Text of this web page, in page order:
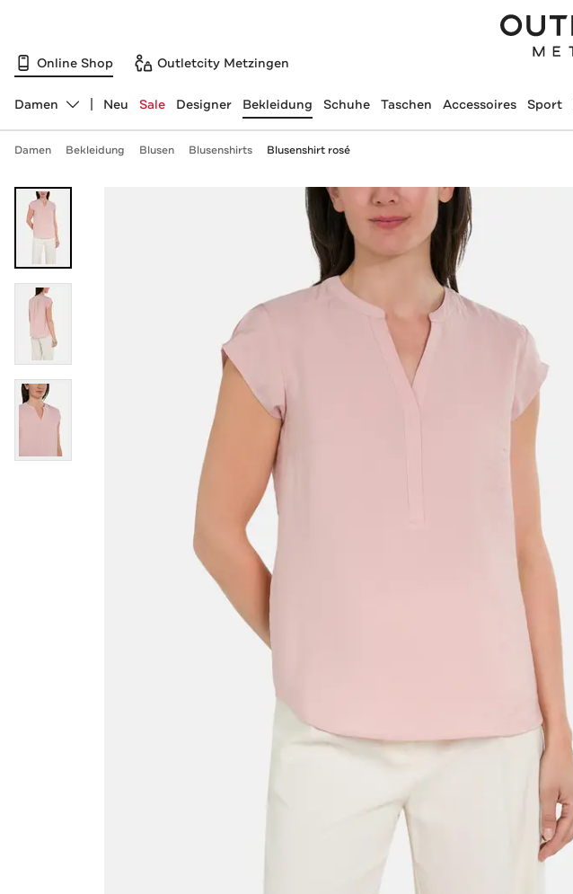
Online Shop Outletcity Metzingen
Abteilung ändern, ausgewählt:
Damen Neu Sale Designer Bekleidung Schuhe Taschen Accessoires Sport
Damen Bekleidung Blusen Blusenshirts Blusenshirt rosé